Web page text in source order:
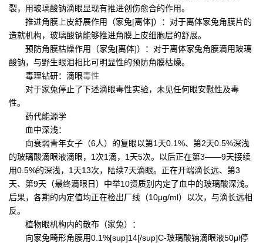
裂，用玻璃酸钠滴眼显现有推进创伤愈合的作用。
推进角膜上皮舒展作用（家兔[离体]）：对于离体家兔角膜片的
造就机构，玻璃酸钠能够推进角膜上皮细胞层的舒展。
预防角膜枯燥作用（家兔[离体]）：对于离体家兔角膜滴用玻璃
酸钠，与野生眼泪相比可明显性的预防角膜枯燥。
毒理钻研：滴眼毒性
对于家兔停止了下述滴眼毒性实验，未见任何眼安慰性及毒
性。
药代能源学
血中深浅：
向衰弱青年女子（6人）的复眼以第1天0.1%、第2天0.5%深浅
的玻璃酸滴眼液滴眼，1次1滴，1天5次。以后正在第3——9天接续
用0.5%的深浅，1天13次，陆续7天滴眼。正在开端滴长远、第3
天、第9天（最终滴眼日）中举10资质别内定了血中的玻璃酸深浅。
后果，各期的内定值均正在检出厂线（10μg/ml）以次，与滴长远相
反。
植物眼机构内的散布（家兔）：
向家兔畸形角膜用0.1%[sup]14[/sup]C-玻璃酸钠滴眼液50μl停